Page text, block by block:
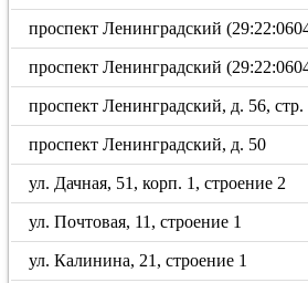
проспект Ленинградский
проспект Ленинградский
проспект Ленинградский, д. 56, стр.
проспект Ленинградский, д. 50
ул. Дачная, 51, корп. 1, строение 2
ул. Почтовая, 11, строение 1
ул. Калинина, 21, строение 1